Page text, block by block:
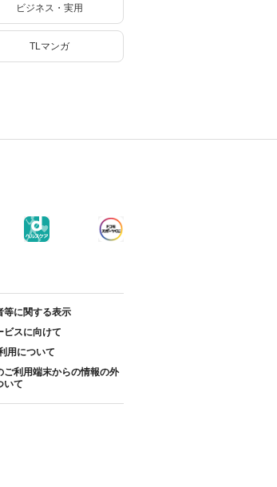
ビジネス・実用
TLマンガ
等に関する表示
ビスに向けて
用について
ご利用端末からの情報の外
いて